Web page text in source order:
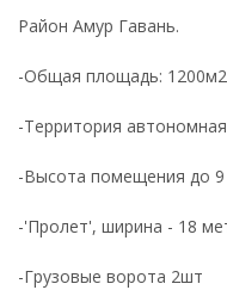
Район Амур Гавань.
-Общая площадь: 1200м2
-Территория
-Высота помещения до
-'Пролет', ширина - 18
-Грузовые ворота 2шт